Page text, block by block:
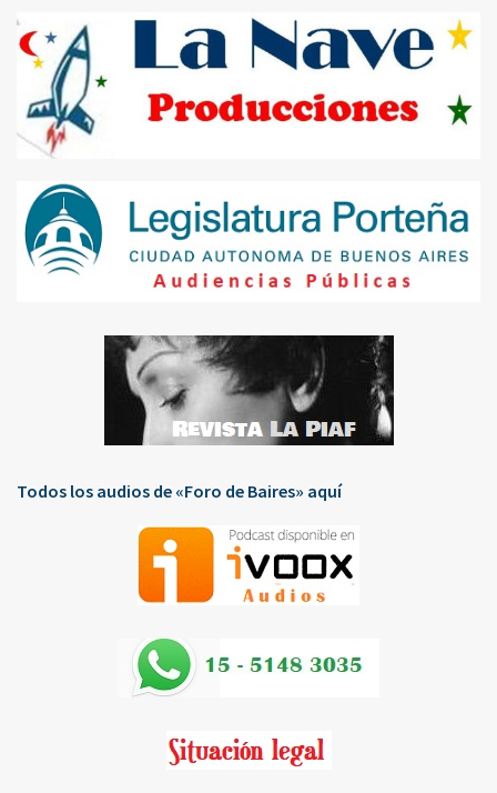
Todos los audios de «Foro de Baires» aquí